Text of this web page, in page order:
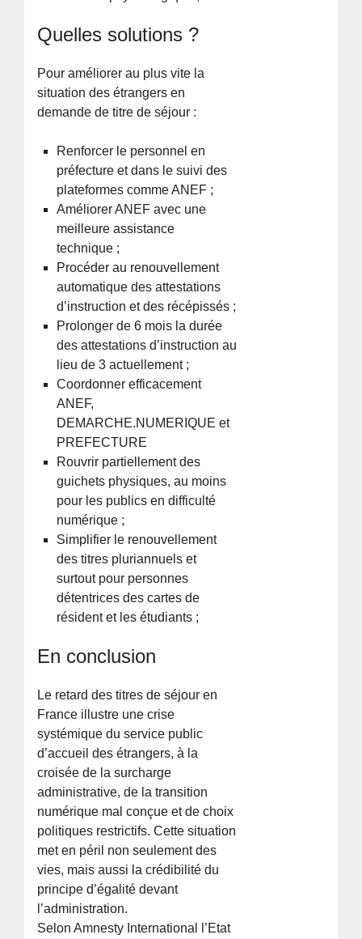
Quelles solutions ?
Pour améliorer au plus vite la
situation des étrangers en
demande de titre de séjour :
Renforcer le personnel en
préfecture et dans le suivi des
plateformes comme ANEF ;
Améliorer ANEF avec une
meilleure assistance
technique ;
Procéder au renouvellement
automatique des attestations
d’instruction et des récépissés ;
Prolonger de 6 mois la durée
des attestations d’instruction au
lieu de 3 actuellement ;
Coordonner efficacement
ANEF,
DEMARCHE.NUMERIQUE et
PREFECTURE
Rouvrir partiellement des
guichets physiques, au moins
pour les publics en difficulté
numérique ;
Simplifier le renouvellement
des titres pluriannuels et
surtout pour personnes
détentrices des cartes de
résident et les étudiants ;
En conclusion
Le retard des titres de séjour en
France illustre une crise
systémique du service public
d’accueil des étrangers, à la
croisée de la surcharge
administrative, de la transition
numérique mal conçue et de choix
politiques restrictifs. Cette situation
met en péril non seulement des
vies, mais aussi la crédibilité du
principe d’égalité devant
l’administration.
Selon Amnesty International l’Etat